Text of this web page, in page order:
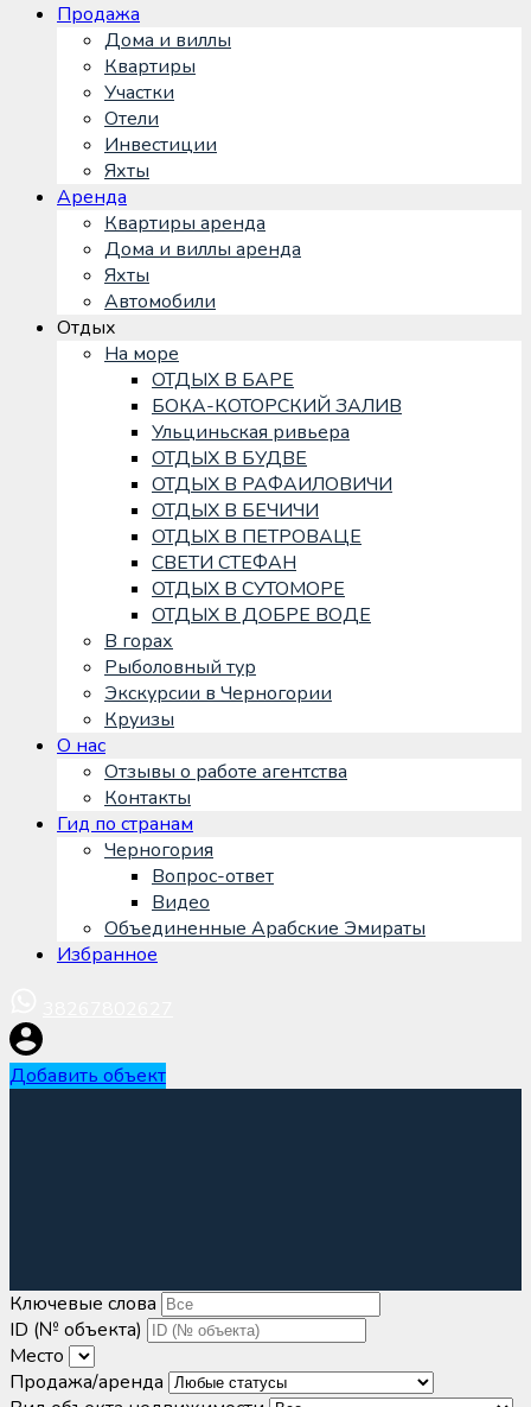
Продажа
Дома и виллы
Квартиры
Участки
Отели
Инвестиции
Яхты
Аренда
Квартиры аренда
Дома и виллы аренда
Яхты
Автомобили
Отдых
На море
ОТДЫХ В БАРЕ
БОКА-КОТОРСКИЙ ЗАЛИВ
Ульциньская ривьера
ОТДЫХ В БУДВЕ
ОТДЫХ В РАФАИЛОВИЧИ
ОТДЫХ В БЕЧИЧИ
ОТДЫХ В ПЕТРОВАЦЕ
СВЕТИ СТЕФАН
ОТДЫХ В СУТОМОРЕ
ОТДЫХ В ДОБРЕ ВОДЕ
В горах
Рыболовный тур
Экскурсии в Черногории
Круизы
О нас
Отзывы о работе агентства
Контакты
Гид по странам
Черногория
Вопрос-ответ
Видео
Объединенные Арабские Эмираты
Избранное
Добавить объект
Ключевые слова
ID (№ объекта)
Место
Продажа/аренда